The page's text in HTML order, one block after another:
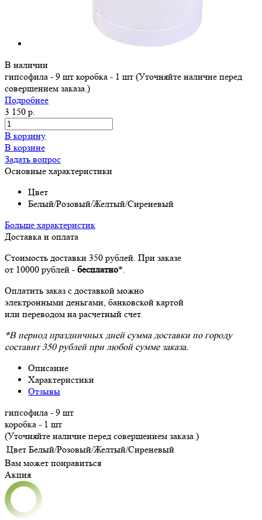
В наличии
гипсофила - 9 шт коробка - 1 шт (Уточняйте наличие перед
совершением заказа.)
Подробнее
3 150 р.
В корзину
В корзине
Задать вопрос
Основные характеристики
Цвет
Белый/Розовый/Желтый/Сиреневый
Больше характеристик
Доставка и оплата
Стоимость доставки 350 рублей. При заказе
от 10000 рублей - бесплатно*.
Оплатить заказ с доставкой можно
электронными деньгами, банковской картой
или переводом на расчетный счет.
*В период праздничных дней сумма доставки по городу
составит 350 рублей при любой сумме заказа.
Описание
Характеристики
Отзывы
гипсофила - 9 шт
коробка - 1 шт
(Уточняйте наличие перед совершением заказа.)
Цвет Белый/Розовый/Желтый/Сиреневый
Вам может понравиться
Акция